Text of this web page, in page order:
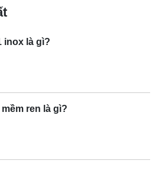
inox là gì?
ren là gì?